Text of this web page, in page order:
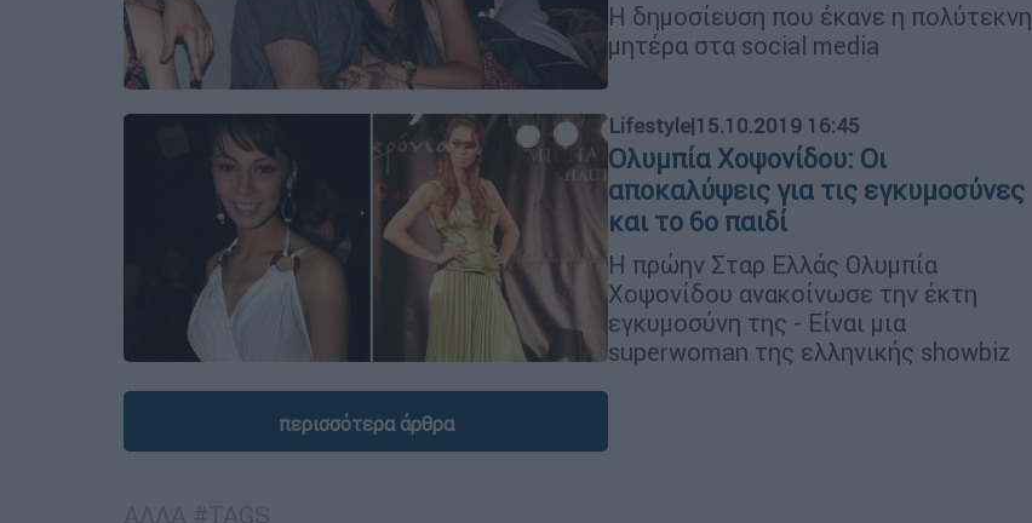
Η δημοσίευση που έκανε η πολύτεκνη
μητέρα στα social media
Lifestyle|15.10.2019 16:45
Ολυμπία Χοψονίδου: Οι
αποκαλύψεις για τις εγκυμοσύνες
και το 6ο παιδί
Η πρώην Σταρ Ελλάς Ολυμπία
Χοψονίδου ανακοίνωσε την έκτη
εγκυμοσύνη της - Είναι μια
superwoman της ελληνικής showbiz
περισσότερα άρθρα